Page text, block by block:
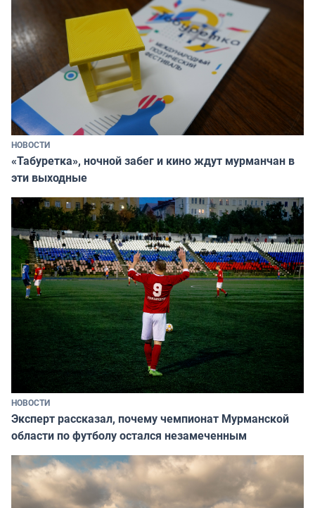
НОВОСТИ
«Табуретка», ночной забег и кино ждут мурманчан в
эти выходные
НОВОСТИ
Эксперт рассказал, почему чемпионат Мурманской
области по футболу остался незамеченным